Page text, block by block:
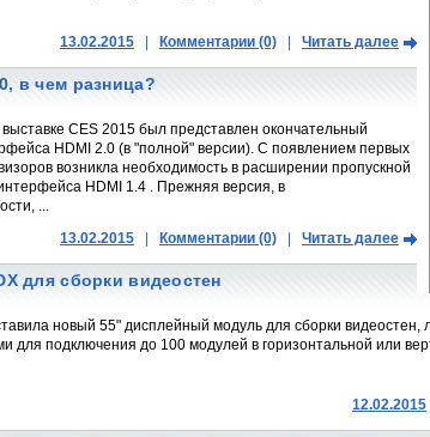
13.02.2015
Комментарии (0) Читать далее
в чем разница?
CES 2015 был представлен окончательный
HDMI 2.0 (в "полной" версии). С появлением первых
возникла необходимость в расширении пропускной
HDMI 1.4 . Прежняя версия, в
...
13.02.2015
Комментарии (0) Читать далее
для сборки видеостен
новый 55" дисплейный модуль для сборки видеостен,
для подключения до 100 модулей в горизонтальной или
12.02.2015